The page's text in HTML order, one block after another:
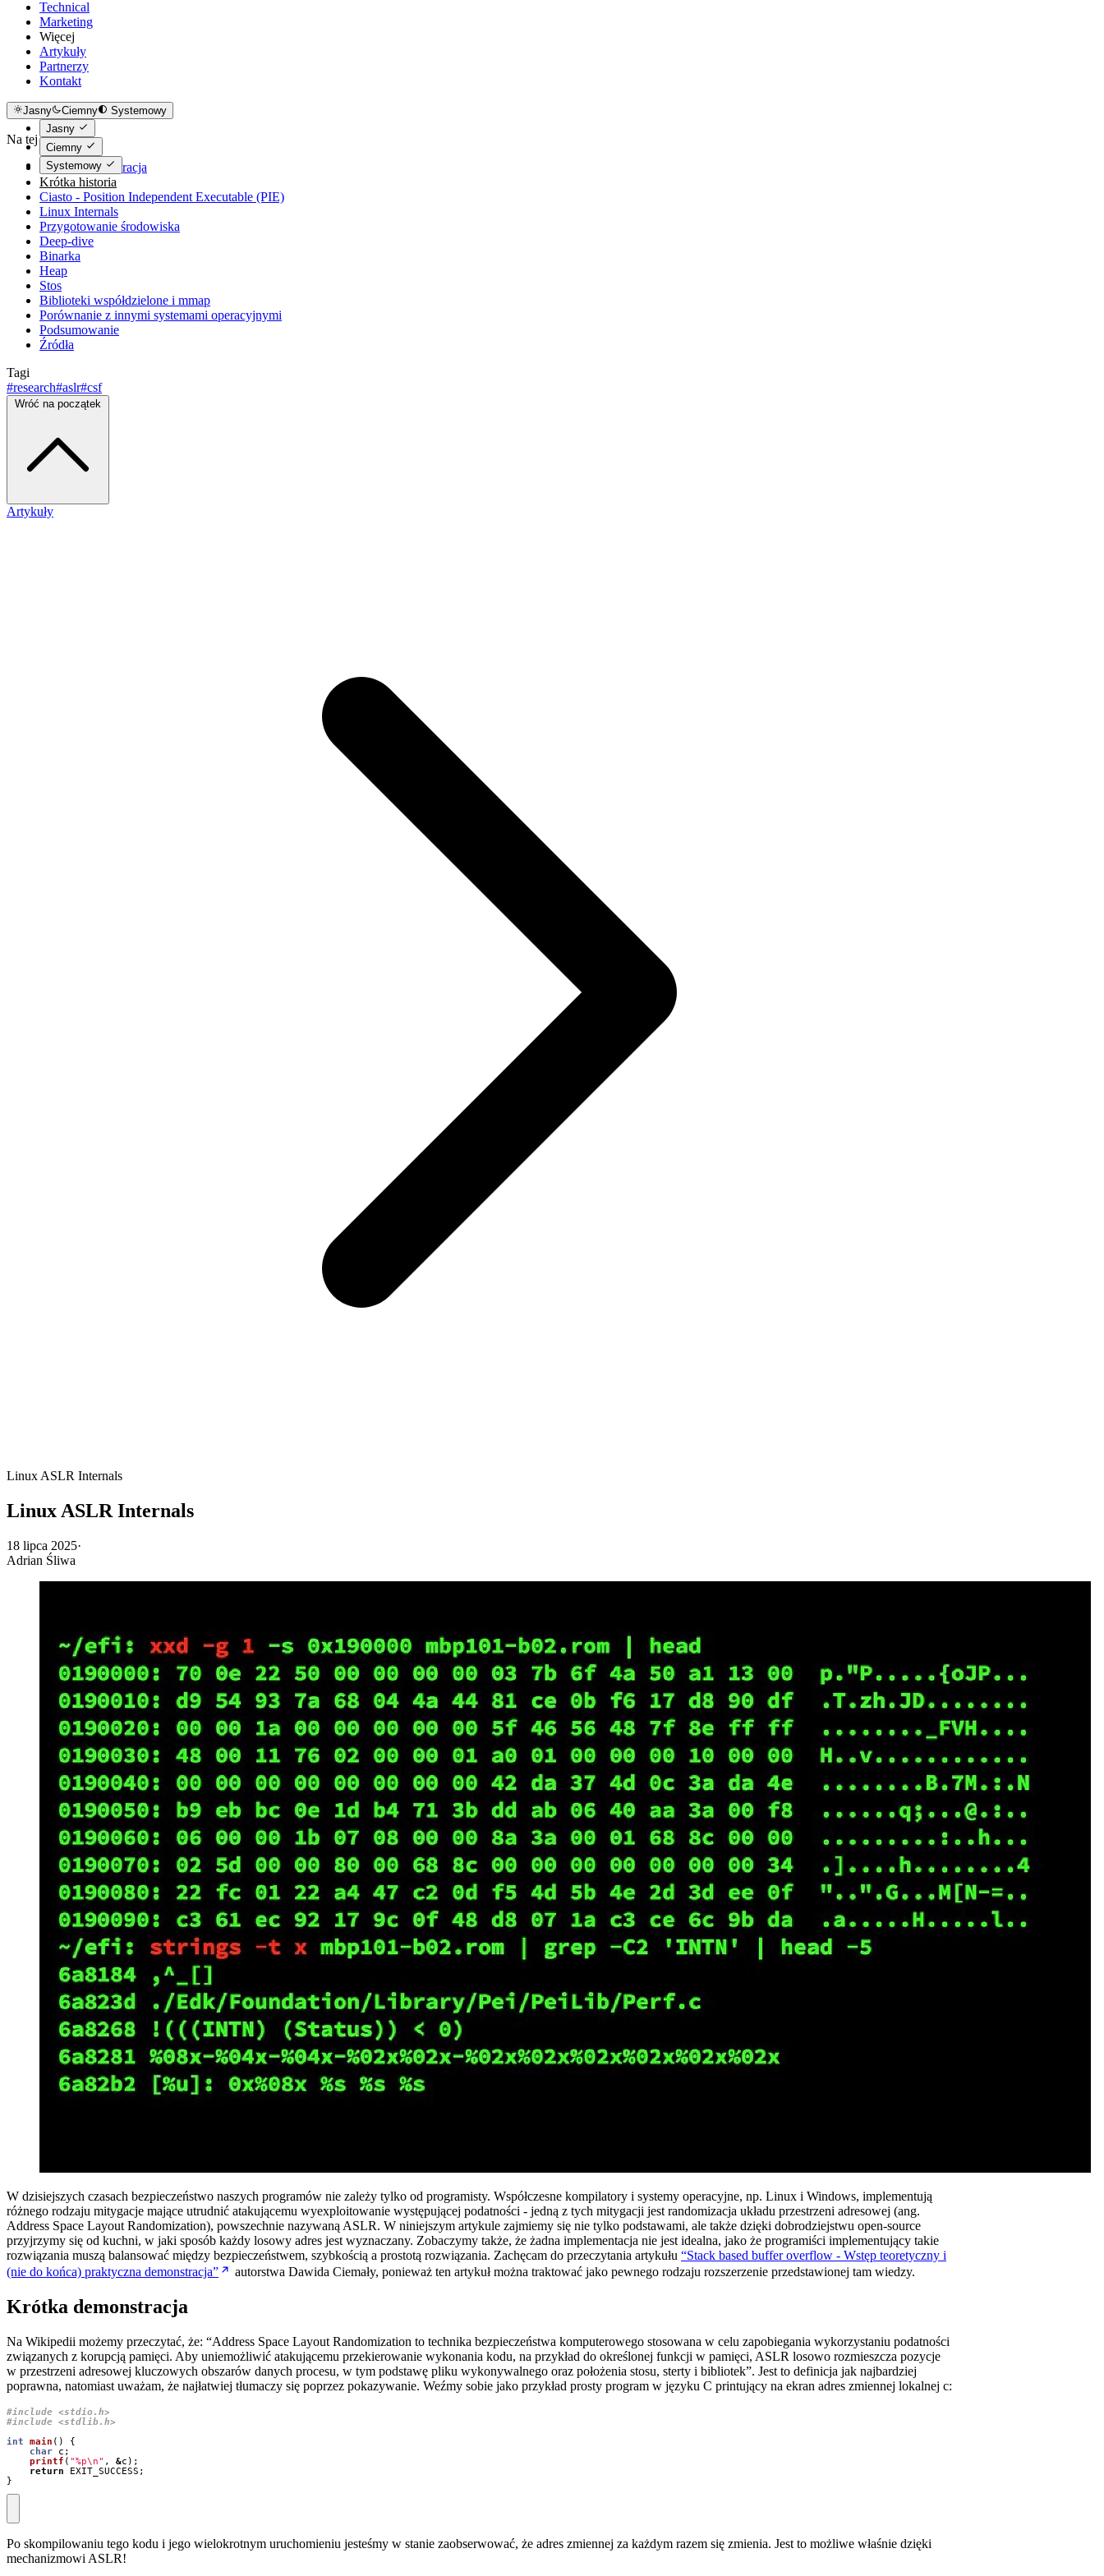
Technical
Marketing
Więcej
Artykuły
Partnerzy
Kontakt
Jasny Ciemny
Systemowy
Jasny
Ciemny
Systemowy
Na tej stronie
Krótka demonstracja
Krótka historia
Ciasto - Position Independent Executable (PIE)
Linux Internals
Przygotowanie środowiska
Deep-dive
Binarka
Heap
Stos
Biblioteki współdzielone i mmap
Porównanie z innymi systemami operacyjnymi
Podsumowanie
Źródła
Tagi
#research#aslr#csf
Wróć na początek
Artykuły
Linux ASLR Internals
Linux ASLR Internals
18 lipca 2025·
Adrian Śliwa
W dzisiejszych czasach bezpieczeństwo naszych programów nie zależy tylko od programisty. Współczesne kompilatory i systemy operacyjne, np. Linux i Windows, implementują
różnego rodzaju mitygacje mające utrudnić atakującemu wyexploitowanie występującej podatności - jedną z tych mitygacji jest randomizacja układu przestrzeni adresowej (ang.
Address Space Layout Randomization), powszechnie nazywaną ASLR. W niniejszym artykule zajmiemy się nie tylko podstawami, ale także dzięki dobrodziejstwu open-source
przyjrzymy się od kuchni, w jaki sposób każdy losowy adres jest wyznaczany. Zobaczymy także, że żadna implementacja nie jest idealna, jako że programiści implementujący takie
rozwiązania muszą balansować między bezpieczeństwem, szybkością a prostotą rozwiązania. Zachęcam do przeczytania artykułu “Stack based buffer overflow - Wstęp teoretyczny i
(nie do końca) praktyczna demonstracja”
autorstwa Dawida Ciemały, ponieważ ten artykuł można traktować jako pewnego rodzaju rozszerzenie przedstawionej tam wiedzy.
Krótka demonstracja
Na Wikipedii możemy przeczytać, że: “Address Space Layout Randomization to technika bezpieczeństwa komputerowego stosowana w celu zapobiegania wykorzystaniu podatności
związanych z korupcją pamięci. Aby uniemożliwić atakującemu przekierowanie wykonania kodu, na przykład do określonej funkcji w pamięci, ASLR losowo rozmieszcza pozycje
w przestrzeni adresowej kluczowych obszarów danych procesu, w tym podstawę pliku wykonywalnego oraz położenia stosu, sterty i bibliotek”. Jest to definicja jak najbardziej
poprawna, natomiast uważam, że najłatwiej tłumaczy się poprzez pokazywanie. Weźmy sobie jako przykład prosty program w języku C printujący na ekran adres zmiennej lokalnej c:
#include
<stdio.h>
#include
<stdlib.h>
int
main ()
{
char
c ;
printf ( "%p\n" , &c );
return
EXIT_SUCCESS ;
}
Po skompilowaniu tego kodu i jego wielokrotnym uruchomieniu jesteśmy w stanie zaobserwować, że adres zmiennej za każdym razem się zmienia. Jest to możliwe właśnie dzięki
mechanizmowi ASLR!